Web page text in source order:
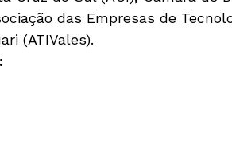
das Empresas de
(ATIVales).